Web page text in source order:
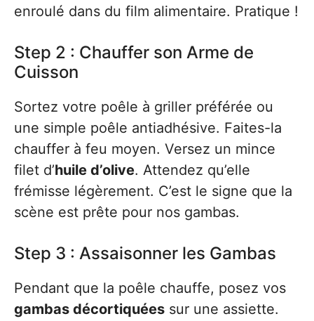
enroulé dans du film alimentaire. Pratique !
Step 2 : Chauffer son Arme de
Cuisson
Sortez votre poêle à griller préférée ou
une simple poêle antiadhésive. Faites-la
chauffer à feu moyen. Versez un mince
filet d’huile d’olive. Attendez qu’elle
frémisse légèrement. C’est le signe que la
scène est prête pour nos gambas.
Step 3 : Assaisonner les Gambas
Pendant que la poêle chauffe, posez vos
gambas décortiquées sur une assiette.